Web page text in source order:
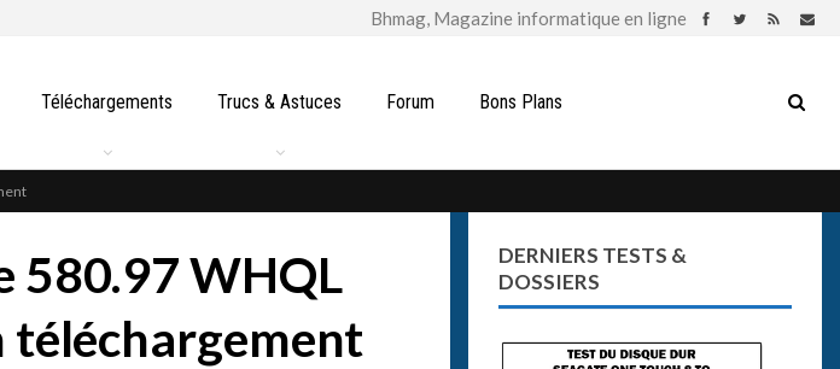
Téléchargements Trucs & Astuces Forum Bons Plans
580.97 WHQL
téléchargement
DERNIERS TESTS &
DOSSIERS